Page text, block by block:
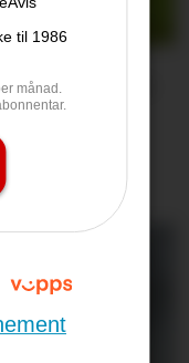
til 1986
månad.
borte: –
stort
alle